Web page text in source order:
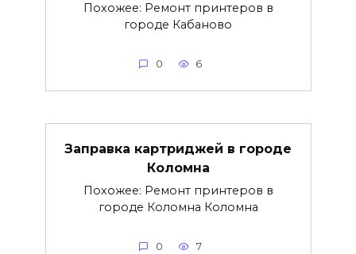
Похожее: Ремонт принтеров в
городе Кабаново
0 6
Заправка картриджей в городе
Коломна
Похожее: Ремонт принтеров в
городе Коломна Коломна
0 7